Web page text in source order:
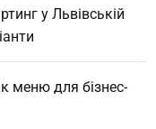
у Львівській
меню для бізнес-